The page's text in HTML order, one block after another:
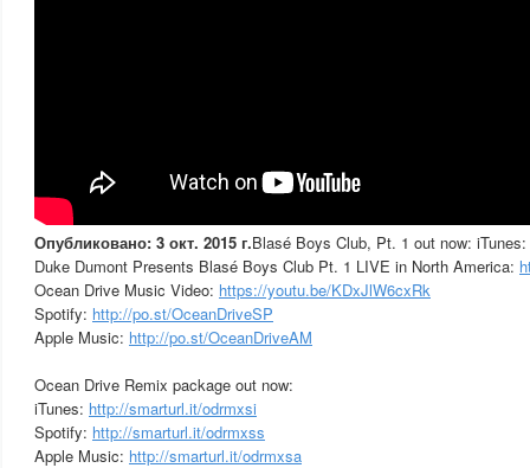
Опубликовано: 3 окт. 2015 г.Blasé Boys Club, Pt. 1 out now: iTunes:
Duke Dumont Presents Blasé Boys Club Pt. 1 LIVE in North America:
Ocean Drive Music Video: https://youtu.be/KDxJlW6cxRk
Spotify: http://po.st/OceanDriveSP
Apple Music: http://po.st/OceanDriveAM
Ocean Drive Remix package out now:
iTunes: http://smarturl.it/odrmxsi
Spotify: http://smarturl.it/odrmxss
Apple Music: http://smarturl.it/odrmxsa